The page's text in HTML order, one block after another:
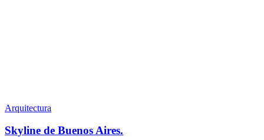
Arquitectura
Skyline de Buenos Aires.